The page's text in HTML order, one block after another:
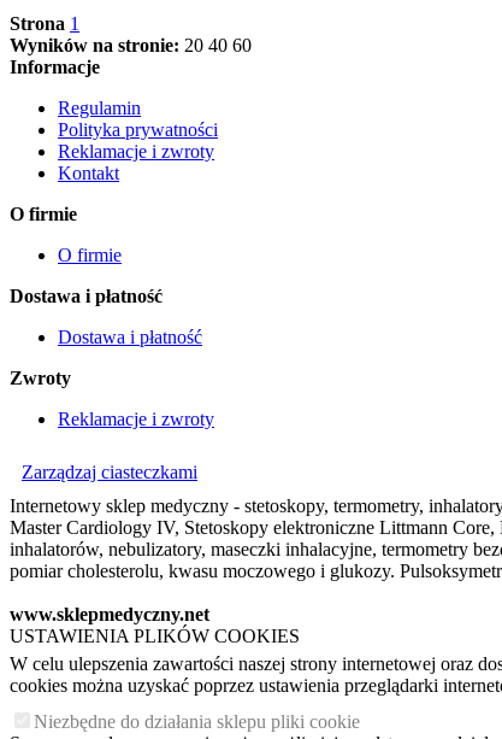
Strona 1
Wyników na stronie: 20 40 60
Informacje
Regulamin
Polityka prywatności
Reklamacje i zwroty
Kontakt
O firmie
O firmie
Dostawa i płatność
Dostawa i płatność
Zwroty
Reklamacje i zwroty
Zarządzaj ciasteczkami
Internetowy sklep medyczny - stetoskopy, termometry,
Master Cardiology IV, Stetoskopy elektroniczne Littmann
inhalatorów, nebulizatory, maseczki inhalacyjne, termometry
pomiar cholesterolu, kwasu moczowego i glukozy.
www.sklepmedyczny.net
USTAWIENIA PLIKÓW COOKIES
W celu ulepszenia zawartości naszej strony internetowej oraz
cookies można uzyskać poprzez ustawienia przeglądarki
Niezbędne do działania sklepu pliki cookie